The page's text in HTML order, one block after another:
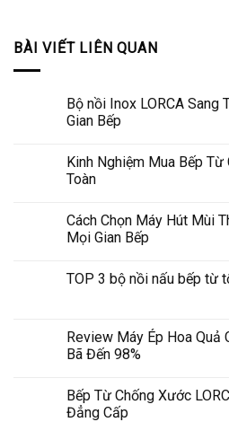
BÀI VIẾT LIÊN QUAN
Bộ nồi Inox LORCA Sang
Gian Bếp
Kinh Nghiệm Mua Bếp Từ
Toàn
Cách Chọn Máy Hút Mùi
Mọi Gian Bếp
TOP 3 bộ nồi nấu bếp từ
Review Máy Ép Hoa Quả
Bã Đến 98%
Bếp Từ Chống Xước
Đẳng Cấp